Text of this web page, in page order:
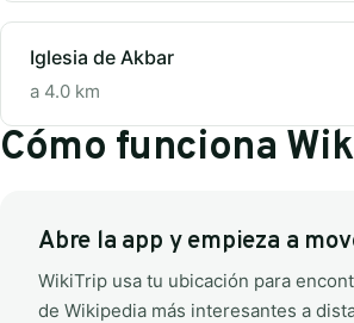
Iglesia de Akbar
a 4.0 km
Cómo funciona
Abre la app y empieza a
WikiTrip usa tu ubicación para
de Wikipedia más interesantes a